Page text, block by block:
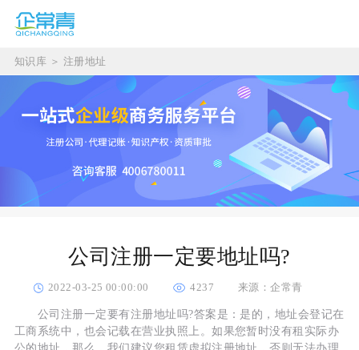
知识库 ＞ 注册地址
公司注册一定要地址吗?
2022-03-25 00:00:00 4237 来源：企常青
公司注册一定要有注册地址吗?答案是：是的，地址会登记在
工商系统中，也会记载在营业执照上。如果您暂时没有租实际办